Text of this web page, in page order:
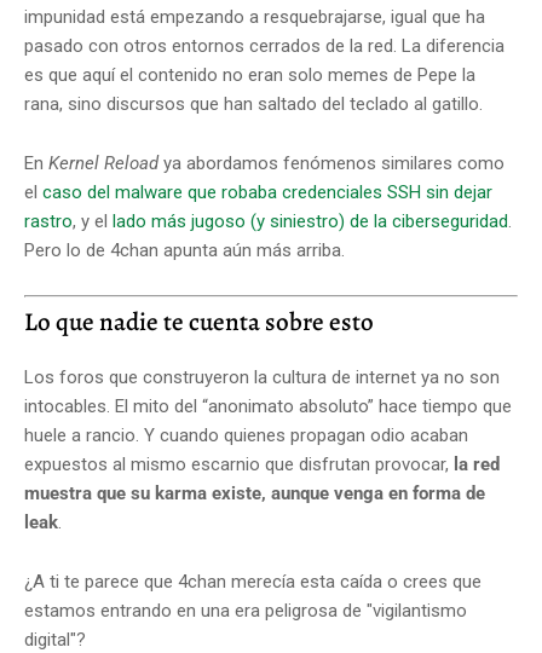
impunidad está empezando a resquebrajarse, igual que ha
pasado con otros entornos cerrados de la red. La diferencia
es que aquí el contenido no eran solo memes de Pepe la
rana, sino discursos que han saltado del teclado al gatillo.
En Kernel Reloadya abordamos fenómenos similares como
el caso del malware que robaba credenciales SSH sin dejar
rastro, y el lado más jugoso (y siniestro) de la ciberseguridad.
Pero lo de 4chan apunta aún más arriba.
Lo que nadie te cuenta sobre esto
Los foros que construyeron la cultura de internet ya no son
intocables. El mito del “anonimato absoluto” hace tiempo que
huele a rancio. Y cuando quienes propagan odio acaban
expuestos al mismo escarnio que disfrutan provocar, la red
muestra que su karma existe, aunque venga en forma de
leak.
¿A ti te parece que 4chan merecía esta caída o crees que
estamos entrando en una era peligrosa de "vigilantismo
digital"?